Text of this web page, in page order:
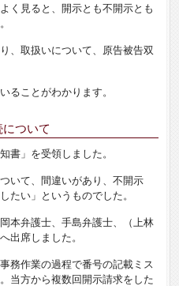
く見ると、開示とも不開示とも
、取扱いについて、原告被告双
ることがわかります。
ついて
書」を受領しました。
いて、間違いがあり、不開示
たい」というものでした。
本弁護士、手島弁護士、（上林
出席しました。
務作業の過程で番号の記載ミス
当方から複数回開示請求をした